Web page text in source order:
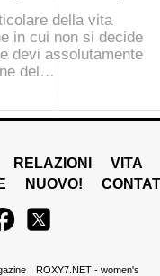
della vita
in cui non si decide
devi assolutamente
del…
RELAZIONI
VITA
NUOVO!
ROXY7.NET- women's